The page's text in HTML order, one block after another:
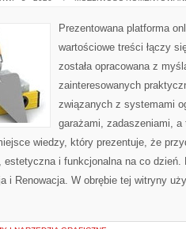
Prezentowana platforma
wartościowe treści łączy
została opracowana z
zainteresowanych
związanych z systemami
garażami, zadaszeniami,
wiedzy, który prezentuje, że
estetyczna i funkcjonalna na co dzień.
i Renowacja. W obrębie tej witryny